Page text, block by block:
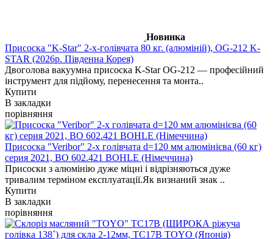
Новинка
Присоска "K-Star" 2-х-голівчата 80 кг. (алюміній), OG-212 K-
STAR (2026р. Південна Корея)
Двоголова вакуумна присоска K-Star OG-212 — професійний
інструмент для підйому, перенесення та монта..
Купити
В закладки
порівняння
Присоска "Veribor" 2-х голівчата d=120 мм алюмінієва (60 кг)
серия 2021, BO 602.421 BOHLE (Німеччина)
Присоски з алюмінію дуже міцні і відрізняються дуже
тривалим терміном експлуатації.Як визнаний знак ..
Купити
В закладки
порівняння